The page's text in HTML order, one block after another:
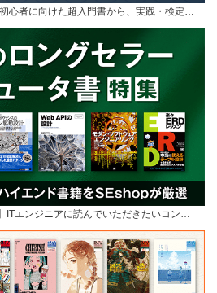
心者に向けた超入門書から、実践・検定…
ITエンジニアに読んでいただきたいコン…